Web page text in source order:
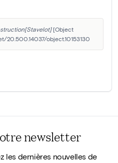
[Object
20.500.14037/object.10153130
newsletter
les dernières nouvelles de